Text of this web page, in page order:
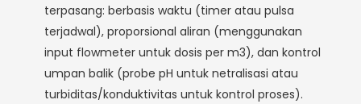
terpasang: berbasis waktu (timer atau pulsa
terjadwal), proporsional aliran (menggunakan
input flowmeter untuk dosis per m3), dan kontrol
umpan balik (probe pH untuk netralisasi atau
turbiditas/konduktivitas untuk kontrol proses).